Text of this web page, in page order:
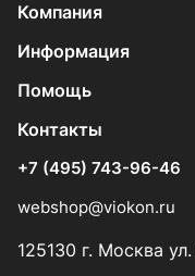
Компания
Информация
Помощь
Контакты
+7 (495) 743-96-46
webshop@viokon.ru
125130 г. Москва